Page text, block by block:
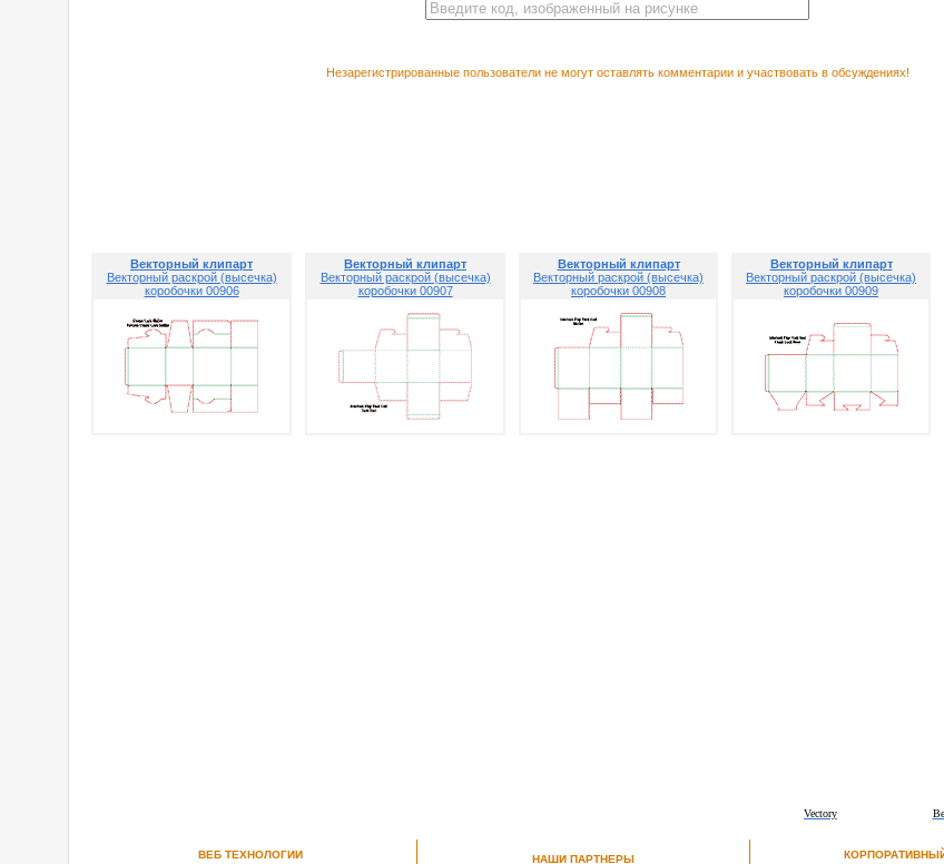
Незарегистрированные пользователи не могут оставлять комментарии и участвовать в обсуждениях!
Векторный клипарт
Векторный раскрой (высечка)
коробочки 00906
Векторный клипарт
Векторный раскрой (высечка)
коробочки 00907
Векторный клипарт
Векторный раскрой (высечка)
коробочки 00908
Векторный клипарт
Векторный раскрой (высечка)
коробочки 00909
Vectory
ВЕБ ТЕХНОЛОГИИ НАШИ ПАРТНЕРЫ